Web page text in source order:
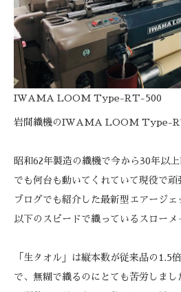
IWAMA LOOM Type-RT-500
岩間織機のIWAMA LOOM Type-
昭和62年製造の織機で今から30年以
でも何台も動いてくれていて現役で頑
ブログでも紹介した最新型エアージ
以下のスピードで織っているスローメ
「生タオル」は縦本数が従来品の1.5
で、無糊で織るのにとても苦労しま